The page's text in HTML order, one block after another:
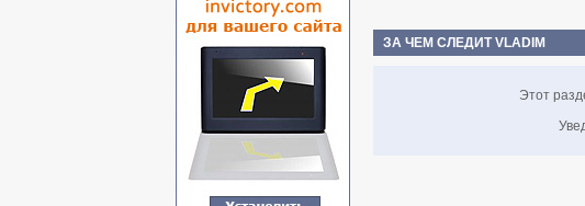
ЗА ЧЕМ СЛЕДИТ VLADIM
Этот